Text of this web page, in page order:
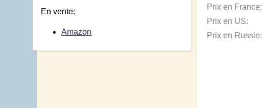
Prix en France:
Prix en US:
Prix en Russie:
En vente:
Amazon